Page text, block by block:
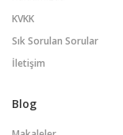
KVKK
Sık Sorulan Sorular
İletişim
Blog